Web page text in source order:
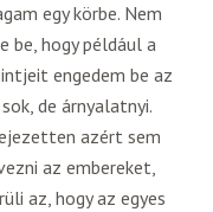
egy körbe. Nem
be, hogy például a
engedem be az
de árnyalatnyi.
azért sem
az embereket,
az, hogy az egyes